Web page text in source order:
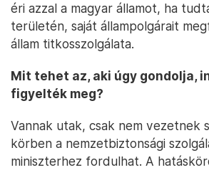
éri azzal a magyar államot, ha
területén, saját állampolgárait
állam titkosszolgálata.
Mit tehet az, aki úgy gondolja,
figyelték meg?
Vannak utak, csak nem vezetnek
körben a nemzetbiztonsági
miniszterhez fordulhat. A